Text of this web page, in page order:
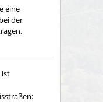
eine
der
ist